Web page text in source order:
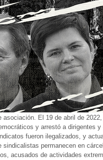
asociación. El 19 de abril de
y arrestó a dirigentes y
fueron ilegalizados, y
sindicalistas permanecen en
acusados de actividades